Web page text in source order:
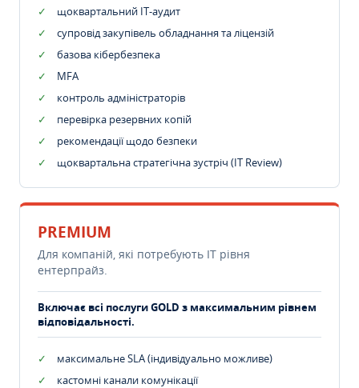
щоквартальний IT-аудит
супровід закупівель обладнання та ліцензій
базова кібербезпека
MFA
контроль адміністраторів
перевірка резервних копій
рекомендації щодо безпеки
щоквартальна стратегічна зустріч (IT Review)
PREMIUM
Для компаній, які потребують ІТ рівня
ентерпрайз.
Включає всі послуги GOLD з максимальним рівнем
відповідальності.
максимальне SLA (індивідуально можливе)
кастомні канали комунікації